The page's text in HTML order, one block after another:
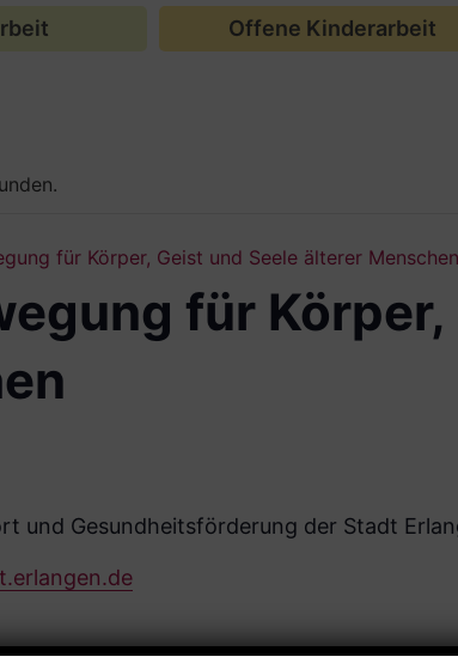
Offene Kinderarbeit
für Körper, Geist und Seele älterer Menschen
für
und Gesund­heitsförderung der Stadt